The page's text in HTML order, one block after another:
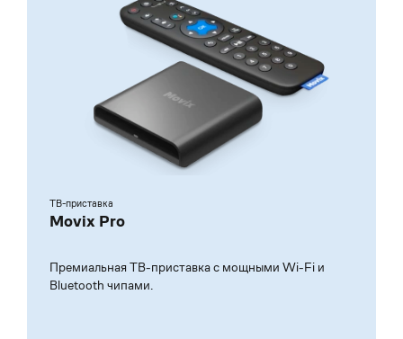
ТВ-приставка
Movix Pro
Премиальная ТВ-приставка с мощными Wi-Fi и
Bluetooth чипами.